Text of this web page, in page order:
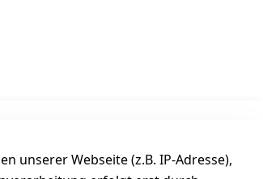
unserer Webseite (z.B. IP-Adresse),